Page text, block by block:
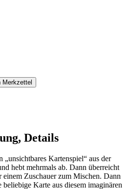
Merkzettel
Details
Kartenspiel“ aus der
hebt mehrmals ab. Dann überreicht
einem Zuschauer zum Mischen. Dann
beliebige Karte aus diesem imaginären